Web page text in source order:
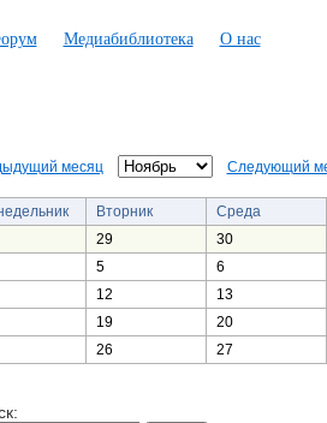
Медиабиблиотека О нас
месяц Следующий
Вторник Среда
29 30
5 6
12 13
19 20
26 27